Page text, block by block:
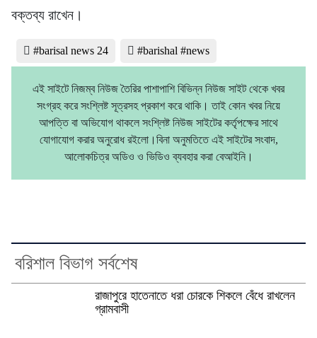
বক্তব্য রাখেন।
#barisal news 24 #barishal #news
এই সাইটে নিজম্ব নিউজ তৈরির পাশাপাশি বিভিন্ন নিউজ সাইট থেকে খবর
সংগ্রহ করে সংশ্লিষ্ট সূত্রসহ প্রকাশ করে থাকি। তাই কোন খবর নিয়ে
আপত্তি বা অভিযোগ থাকলে সংশ্লিষ্ট নিউজ সাইটের কর্তৃপক্ষের সাথে
যোগাযোগ করার অনুরোধ রইলো।বিনা অনুমতিতে এই সাইটের সংবাদ,
আলোকচিত্র অডিও ও ভিডিও ব্যবহার করা বেআইনি।
বরিশাল বিভাগ সর্বশেষ
রাজাপুরে হাতেনাতে ধরা চোরকে শিকলে বেঁধে রাখলেন
গ্রামবাসী